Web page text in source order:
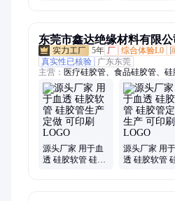
东莞市鑫达绝缘材料有限公
5年 厂 综合体验L0
真实性已核验
广东东莞
主营： 医疗硅胶管、食品硅胶管、
套、硅胶四排管、硅胶led灯带条、硅
源头厂家 用于血
透 硅胶软管 硅胶
源头厂家 用
透 硅胶软管